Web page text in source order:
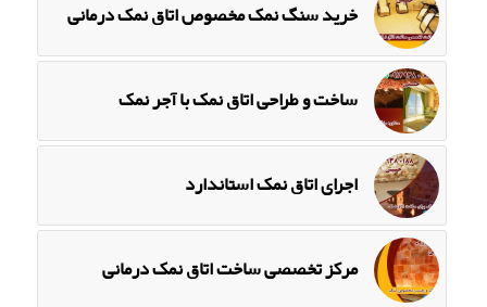
خرید سنگ نمک مخصوص اتاق نمک درمانی
ساخت و طراحی اتاق نمک با آجر نمک
اجرای اتاق نمک استاندارد
مرکز تخصصی ساخت اتاق نمک درمانی